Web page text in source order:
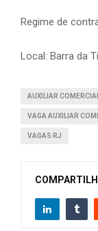
Regime de
Local: Barra da
AUXILIAR
VAGA AUXILIAR
VAGAS RJ